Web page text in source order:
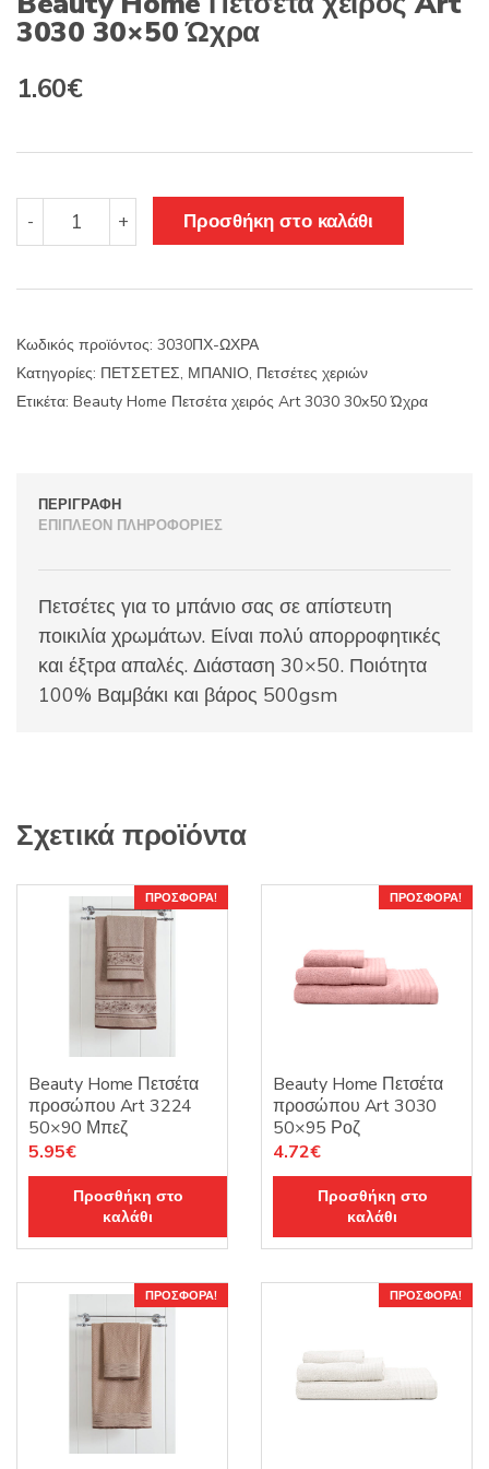
3030 30×50 Ώχρα
Original
2.00€.
1.60€Η
είναι:
1.60€.
-
Beauty
Home
30x50
Ώχρα
ποσότητα
+ Προσθήκη στο καλάθι
Κωδικός προϊόντος: 3030ΠΧ-ΩΧΡΑ
Κατηγορίες: ΠΕΤΣΕΤΕΣ, ΜΠΑΝΙΟ, Πετσέτες χεριών
Ετικέτα: Beauty Home Πετσέτα χειρός Art 3030 30x50 Ώχρα
ΠΕΡΙΓΡΑΦΉ
ΕΠΙΠΛΈΟΝ ΠΛΗΡΟΦΟΡΊΕΣ
Πετσέτες για το μπάνιο σας σε απίστευτη
ποικιλία χρωμάτων. Είναι πολύ απορροφητικές
και έξτρα απαλές. Διάσταση 30×50. Ποιότητα
100% Βαμβάκι και βάρος 500gsm
Σχετικά προϊόντα
ΠΡΟΣΦΟΡΆ!
Beauty Home Πετσέτα
προσώπου Art 3224
50×90 Μπεζ
Original
price
5.95€Η
τρέχουσα
τιμή
είναι:
5.95€.
Προσθήκη στο
καλάθι
ΠΡΟΣΦΟΡΆ!
Beauty Home Πετσέτα
προσώπου Art 3030
50×95 Ροζ
Original
price
4.72€Η
τρέχουσα
τιμή
είναι:
4.72€.
Προσθήκη στο
καλάθι
ΠΡΟΣΦΟΡΆ! ΠΡΟΣΦΟΡΆ!